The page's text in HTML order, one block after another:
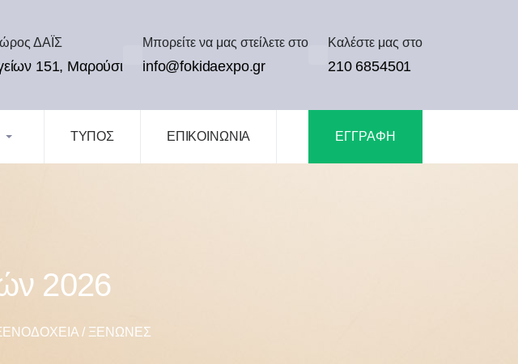
ΔΑΪΣ
151, Μαρούσι
Μπορείτε να μας στείλετε στο
info@fokidaexpo.gr
Καλέστε μας στο
210 6854501
ΤΥΠΟΣ ΕΠΙΚΟΙΝΩΝΙΑ ΕΓΓΡΑΦΗ
2026
/ ΞΕΝΩΝΕΣ